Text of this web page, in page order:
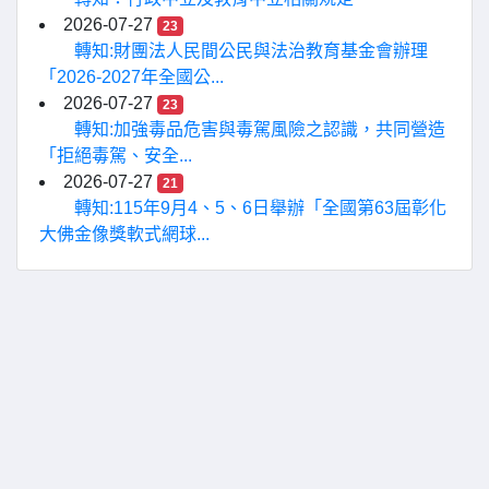
2026-07-27
23
轉知:財團法人民間公民與法治教育基金會辦理
「2026-2027年全國公...
2026-07-27
23
轉知:加強毒品危害與毒駕風險之認識，共同營造
「拒絕毒駕、安全...
2026-07-27
21
轉知:115年9月4、5、6日舉辦「全國第63屆彰化
大佛金像獎軟式網球...